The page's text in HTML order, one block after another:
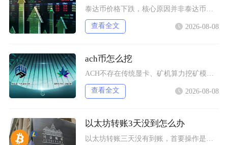
查看全文 2026-08-08
ach币怎么挖
查看全文 2026-08-08
以太坊转账3天没到怎么办